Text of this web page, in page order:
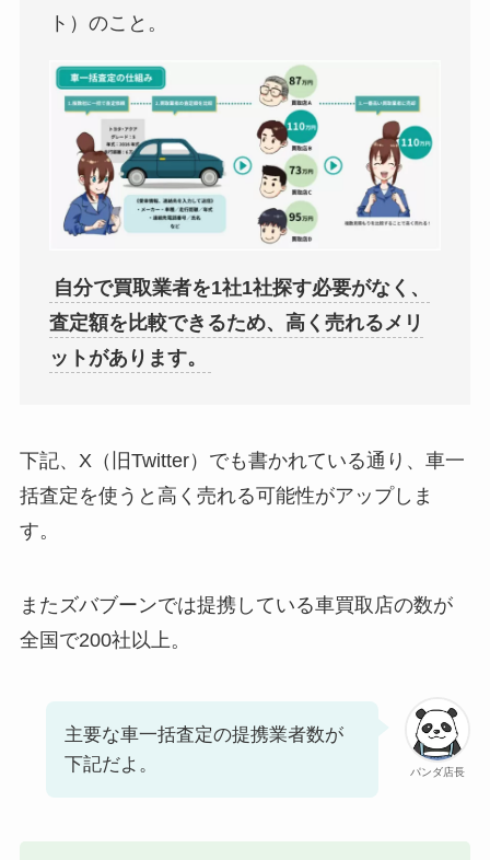
ト）のこと。
自分で買取業者を1社1社探す必要がなく、
査定額を比較できるため、高く売れるメリ
ットがあります。
下記、X（旧Twitter）でも書かれている通り、車一
括査定を使うと高く売れる可能性がアップしま
す。
またズバブーンでは提携している車買取店の数が
全国で200社以上。
パンダ店長
主要な車一括査定の提携業者数が
下記だよ。